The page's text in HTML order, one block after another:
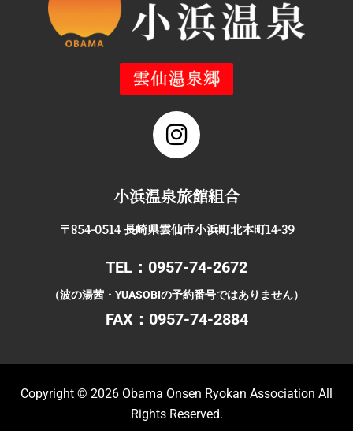
小浜温泉旅館組合
〒854-0514 長崎県雲仙市小浜町北本町14-39
TEL：0957-74-2672
（波の湯茜・YUASOBIの予約番号ではありません）
FAX：0957-74-2884
Copyright © 2026 Obama Onsen Ryokan Association All
Rights Reserved.